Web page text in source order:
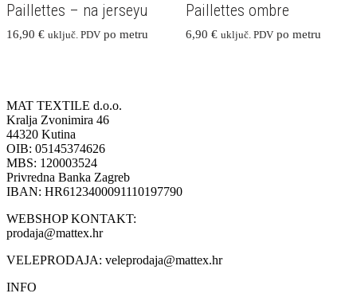
Paillettes – na jerseyu
16,90 € uključ. PDV po metru
Paillettes ombre
6,90 € uključ. PDV po metru
MAT TEXTILE d.o.o.
Kralja Zvonimira 46
44320 Kutina
OIB: 05145374626
MBS: 120003524
Privredna Banka Zagreb
IBAN: HR6123400091110197790
WEBSHOP KONTAKT:
prodaja@mattex.hr
VELEPRODAJA: veleprodaja@mattex.hr
INFO